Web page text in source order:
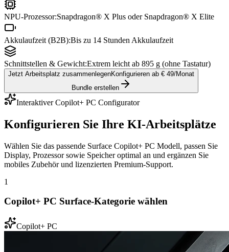
NPU-Prozessor:Snapdragon® X Plus oder Snapdragon® X Elite
Akkulaufzeit (B2B):Bis zu 14 Stunden Akkulaufzeit
Schnittstellen & Gewicht:Extrem leicht ab 895 g (ohne Tastatur)
Jetzt Arbeitsplatz zusammenlegenKonfigurieren ab € 49/Monat
Bundle erstellen
Interaktiver Copilot+ PC Configurator
Konfigurieren Sie Ihre KI-Arbeitsplätze
Wählen Sie das passende Surface Copilot+ PC Modell, passen Sie
Display, Prozessor sowie Speicher optimal an und ergänzen Sie
mobiles Zubehör und lizenzierten Premium-Support.
1
Copilot+ PC Surface-Kategorie wählen
Copilot+ PC